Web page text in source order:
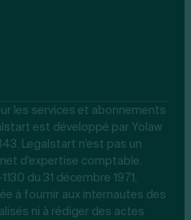
les services et abonnements
est développé par Yolaw
Legalstart n'est pas un
d'expertise comptable.
du 31 décembre 1971,
à fournir aux internautes des
ni à rédiger des actes